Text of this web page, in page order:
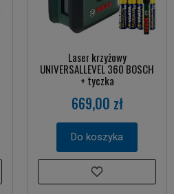
Laser krzyżowy
UNIVERSALLEVEL 360 BOSCH
+ tyczka
669,00 zł
Do koszyka